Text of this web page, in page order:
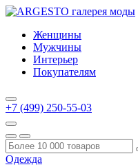
Женщины
Мужчины
Интерьер
Покупателям
+7 (499) 250-55-03
Одежда